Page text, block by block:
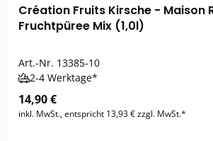
Création Fruits Kirsche - Maison
Fruchtpüree Mix (1,0l)
Art.-Nr. 13385-10
2-4 Werktage*
14,90 €
inkl. MwSt., entspricht 13,93 € zzgl. MwSt.*